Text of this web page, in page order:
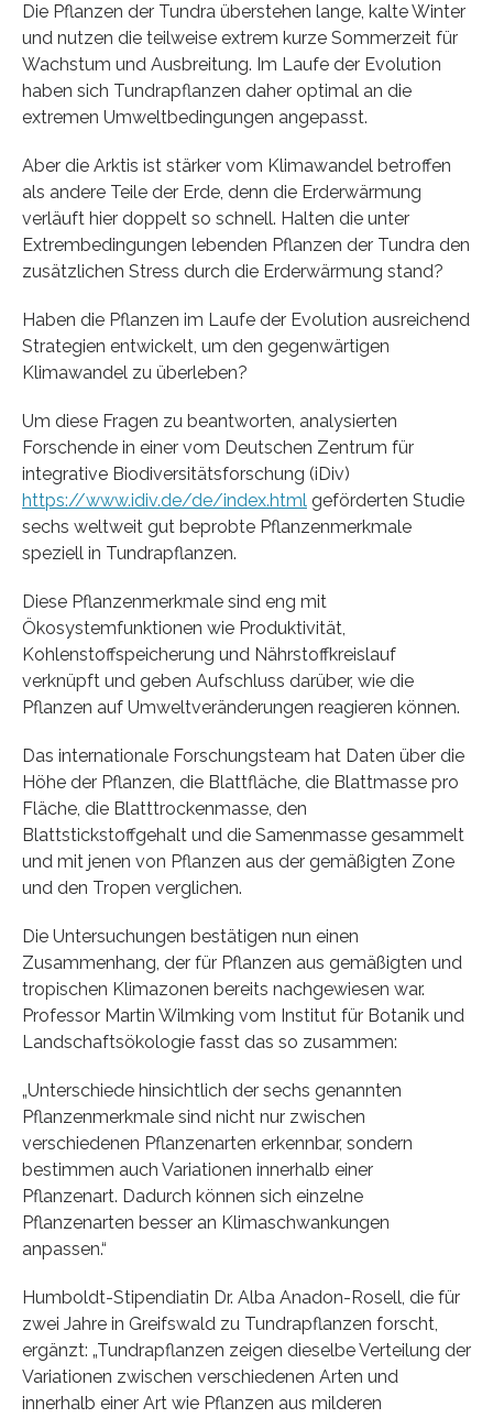
Die Pflanzen der Tundra überstehen lange, kalte Winter
und nutzen die teilweise extrem kurze Sommerzeit für
Wachstum und Ausbreitung. Im Laufe der Evolution
haben sich Tundrapflanzen daher optimal an die
extremen Umweltbedingungen angepasst.
Aber die Arktis ist stärker vom Klimawandel betroffen
als andere Teile der Erde, denn die Erderwärmung
verläuft hier doppelt so schnell. Halten die unter
Extrembedingungen lebenden Pflanzen der Tundra den
zusätzlichen Stress durch die Erderwärmung stand?
Haben die Pflanzen im Laufe der Evolution ausreichend
Strategien entwickelt, um den gegenwärtigen
Klimawandel zu überleben?
Um diese Fragen zu beantworten, analysierten
Forschende in einer vom Deutschen Zentrum für
integrative Biodiversitätsforschung (iDiv)
https://www.idiv.de/de/index.html geförderten Studie
sechs weltweit gut beprobte Pflanzenmerkmale
speziell in Tundrapflanzen.
Diese Pflanzenmerkmale sind eng mit
Ökosystemfunktionen wie Produktivität,
Kohlenstoffspeicherung und Nährstoffkreislauf
verknüpft und geben Aufschluss darüber, wie die
Pflanzen auf Umweltveränderungen reagieren können.
Das internationale Forschungsteam hat Daten über die
Höhe der Pflanzen, die Blattfläche, die Blattmasse pro
Fläche, die Blatttrockenmasse, den
Blattstickstoffgehalt und die Samenmasse gesammelt
und mit jenen von Pflanzen aus der gemäßigten Zone
und den Tropen verglichen.
Die Untersuchungen bestätigen nun einen
Zusammenhang, der für Pflanzen aus gemäßigten und
tropischen Klimazonen bereits nachgewiesen war.
Professor Martin Wilmking vom Institut für Botanik und
Landschaftsökologie fasst das so zusammen:
„Unterschiede hinsichtlich der sechs genannten
Pflanzenmerkmale sind nicht nur zwischen
verschiedenen Pflanzenarten erkennbar, sondern
bestimmen auch Variationen innerhalb einer
Pflanzenart. Dadurch können sich einzelne
Pflanzenarten besser an Klimaschwankungen
anpassen.“
Humboldt-Stipendiatin Dr. Alba Anadon-Rosell, die für
zwei Jahre in Greifswald zu Tundrapflanzen forscht,
ergänzt: „Tundrapflanzen zeigen dieselbe Verteilung der
Variationen zwischen verschiedenen Arten und
innerhalb einer Art wie Pflanzen aus milderen